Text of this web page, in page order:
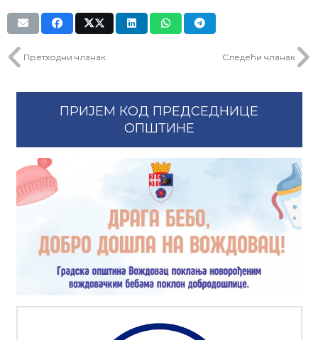
Претходни чланак Следећи чланак
ПРИЈЕМ КОД ПРЕДСЕДНИЦЕ
ОПШТИНЕ